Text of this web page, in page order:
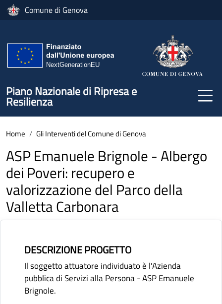
Salta al contenuto principale
Comune di Genova
Piano Nazionale di Ripresa e
Resilienza
Home Gli Interventi del Comune di Genova
ASP Emanuele Brignole - Albergo
dei Poveri: recupero e
valorizzazione del Parco della
Valletta Carbonara
DESCRIZIONE PROGETTO
Il soggetto attuatore individuato è l'Azienda
pubblica di Servizi alla Persona - ASP Emanuele
Brignole.